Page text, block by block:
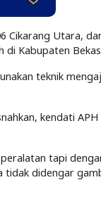
Cikarang Utara,
di Kabupaten
teknik
kendati APH
tapi
tidak didengar